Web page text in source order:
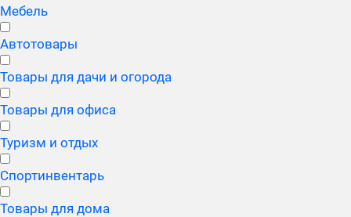
Мебель
Автотовары
Товары для дачи и огорода
Товары для офиса
Туризм и отдых
Спортинвентарь
Товары для дома